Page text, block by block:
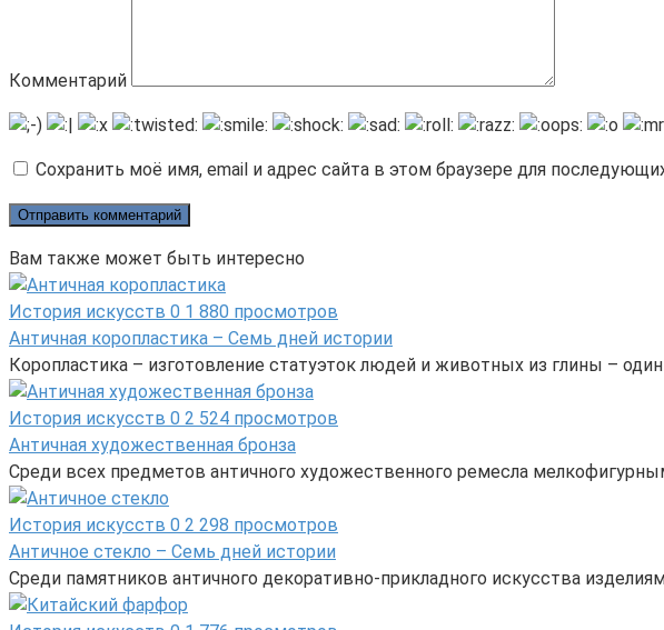
Комментарий
Сохранить моё имя, email и адрес сайта в этом браузере для
Вам также может быть интересно
История искусств 0 1 880 просмотров
Античная коропластика – Семь дней истории
Коропластика – изготовление статуэток людей и животных из глины –
История искусств 0 2 524 просмотров
Античная художественная бронза
Среди всех предметов античного художественного ремесла
История искусств 0 2 298 просмотров
Античное стекло – Семь дней истории
Среди памятников античного декоративно-прикладного искусства